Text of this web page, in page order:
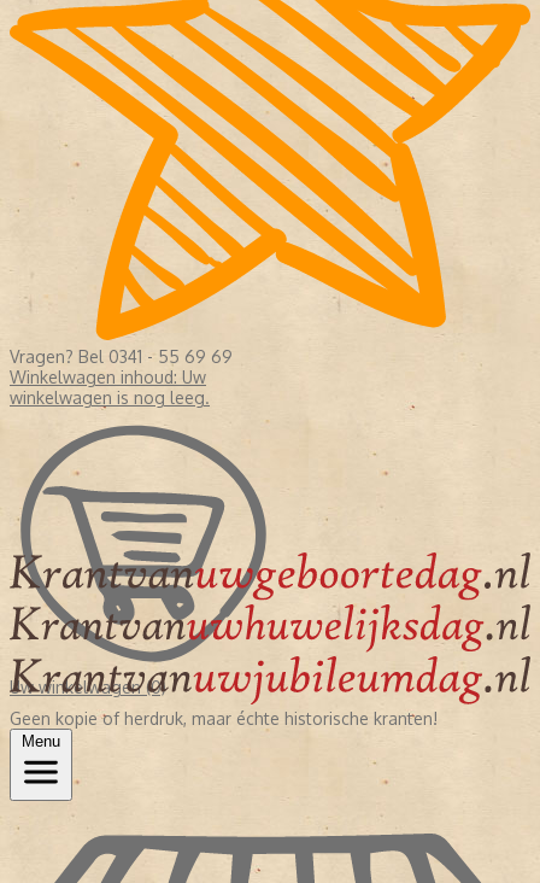
Vragen? Bel 0341 - 55 69 69
Winkelwagen inhoud: Uw
winkelwagen is nog leeg.
Uw winkelwagen (0)
Geen kopie of herdruk, maar échte historische kranten!
Menu